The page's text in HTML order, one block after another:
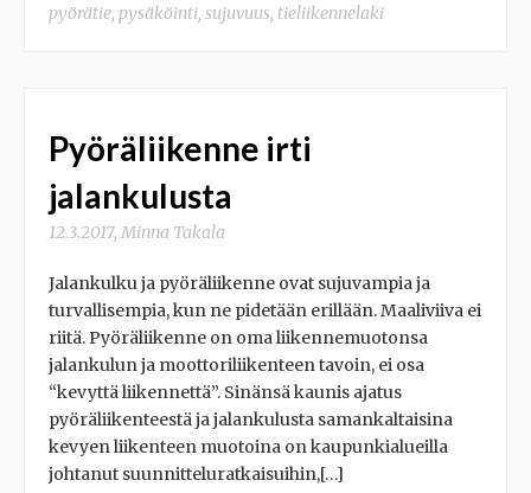
pyörätie pysäköinti sujuvuus tieliikennelaki
Pyöräliikenne irti
jalankulusta
12.3.2017, Minna Takala
Jalankulku ja pyöräliikenne ovat sujuvampia ja
turvallisempia, kun ne pidetään erillään. Maaliviiva ei
riitä. Pyöräliikenne on oma liikennemuotonsa
jalankulun ja moottoriliikenteen tavoin, ei osa
“kevyttä liikennettä”. Sinänsä kaunis ajatus
pyöräliikenteestä ja jalankulusta samankaltaisina
kevyen liikenteen muotoina on kaupunkialueilla
johtanut suunnitteluratkaisuihin,[…]